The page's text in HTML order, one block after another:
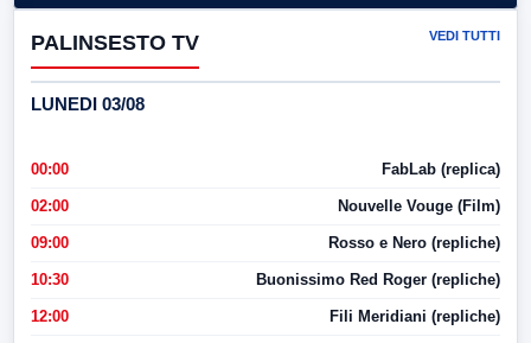
PALINSESTO TV VEDI TUTTI
LUNEDI 03/08
00:00 FabLab (replica)
02:00 Nouvelle Vouge (Film)
09:00 Rosso e Nero (repliche)
10:30 Buonissimo Red Roger (repliche)
12:00 Fili Meridiani (repliche)